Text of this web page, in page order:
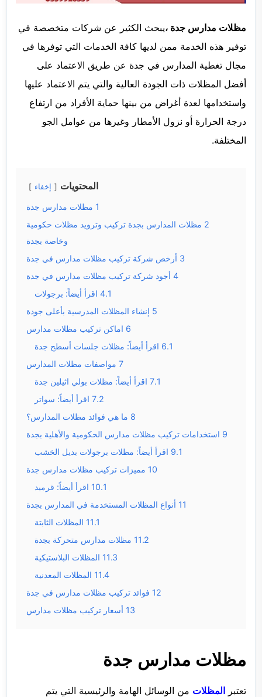
مظلات مدارس جدة ،يبحث الكثير عن شركات متخصصة في
توفير هذه الخدمة ممن لديها كافة الخدمات التي توفرها في
مجال تغطية المدارس في جدة عن طريق الاعتماد على
أفضل المظلات ذات الجودة العالية والتي يتم الاعتماد عليها
واستخدامها لعدة أغراض من بينها حماية الأفراد من ارتفاع
درجة الحرارة أو نزول الأمطار وغيرها من عوامل الجو
المختلفة.
المحتويات إخفاء
1 مظلات مدارس جدة
2 مظلات المدارس بجدة تركيب وترويد مظلات حكومية
وخاصة بجدة
3 أرخص شركة تركيب مظلات مدارس في جدة
4 أجود شركة تركيب مظلات مدارس في جدة
4.1 اقرأ أيضاً: برجولات
5 إنشاء المظلات المدرسية بأعلى جودة
6 اماكن تركيب مظلات مدارس
6.1 اقرأ أيضاً: مظلات جلسات أسطح جدة
7 مواصفات مظلات المدارس
7.1 اقرأ أيضاً: مظلات بولي اثيلين جدة
7.2 اقرأ أيضاً: سواتر
8 ما هي فوائد مظلات المدارس؟
9 استخدامات تركيب مظلات مدارس الحكومية والأهلية بجدة
9.1 اقرأ أيضاً: مظلات برجولات بديل الخشب
10 مميزات تركيب مظلات مدارس جدة
10.1 اقرأ أيضاً: قرميد
11 أنواع المظلات المستخدمة في المدارس بجدة
11.1 المظلات الثابتة
11.2 مظلات مدارس متحركة بجدة
11.3 المظلات البلاستيكية
11.4 المظلات المعدنية
12 فوائد تركيب مظلات مدارس في جدة
13 أسعار تركيب مظلات مدارس
مظلات مدارس جدة
تعتبر المظلات من الوسائل الهامة والرئيسية التي يتم